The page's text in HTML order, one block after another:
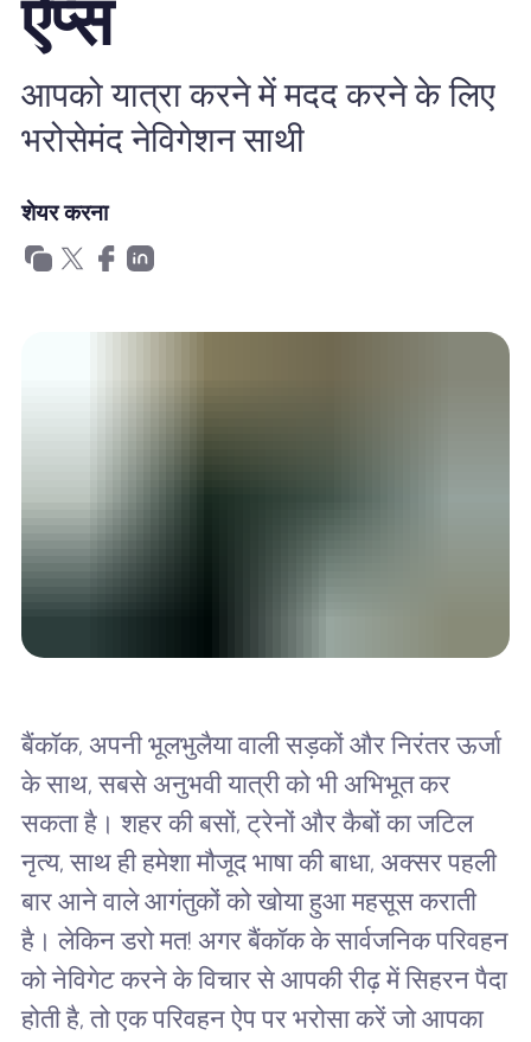
खानाबदोश eSIM क्यों
eSIM का उपयोग करना
ऐप्स
आपको यात्रा करने में मदद करने के लिए
भरोसेमंद नेविगेशन साथी
शेयर करना
बैंकॉक, अपनी भूलभुलैया वाली सड़कों और निरंतर ऊर्जा
के साथ, सबसे अनुभवी यात्री को भी अभिभूत कर
सकता है। शहर की बसों, ट्रेनों और कैबों का जटिल
नृत्य, साथ ही हमेशा मौजूद भाषा की बाधा, अक्सर पहली
बार आने वाले आगंतुकों को खोया हुआ महसूस कराती
है। लेकिन डरो मत! अगर बैंकॉक के सार्वजनिक परिवहन
को नेविगेट करने के विचार से आपकी रीढ़ में सिहरन पैदा
होती है, तो एक परिवहन ऐप पर भरोसा करें जो आपका